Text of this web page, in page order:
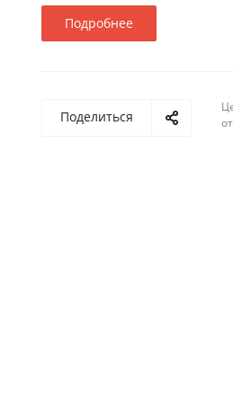
Подробнее
Поделиться